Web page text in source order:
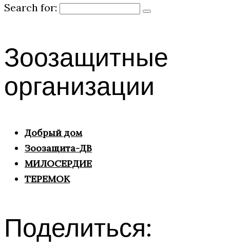
Search for:
Зоозащитные
организации
Добрый дом
Зоозащита-ДВ
МИЛОСЕРДИЕ
ТЕРЕМОК
Поделиться: